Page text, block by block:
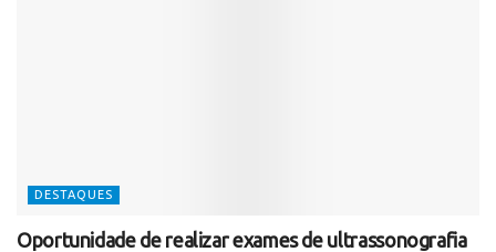
DESTAQUES
Oportunidade de realizar exames de ultrassonografia